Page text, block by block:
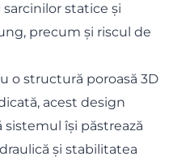
statice și
precum și riscul de
o structură poroasă 3D
acest design
sistemul își păstrează
și stabilitatea